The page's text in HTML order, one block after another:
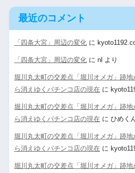
最近のコメント
「四条大宮」周辺の変化に
「四条大宮」周辺の変化に nl より
堀川丸太町の交差点「堀川オメガ」跡
ら消えゆくパチンコ店の現在 に
堀川丸太町の交差点「堀川オメガ」跡
ら消えゆくパチンコ店の現在 に ひめく
堀川丸太町の交差点「堀川オメガ」跡
ら消えゆくパチンコ店の現在 に
堀川丸太町の交差点「堀川オメガ」跡